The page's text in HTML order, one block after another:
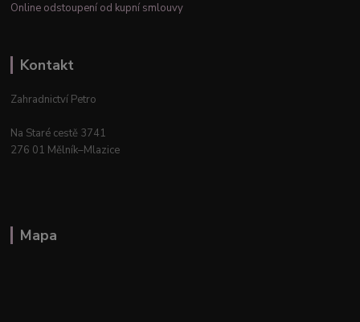
Online odstoupení od kupní smlouvy
Kontakt
Zahradnictví Petro
Na Staré cestě 3741
276 01 Mělník–Mlazice
Mapa